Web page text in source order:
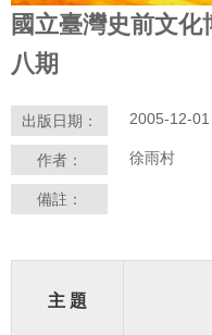
別
平
等
區
善
措
服
國立臺灣史前文
八期
出版日期： 2005-12-01
作者： 徐雨村
備註：
主 題